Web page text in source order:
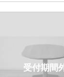
受付期間